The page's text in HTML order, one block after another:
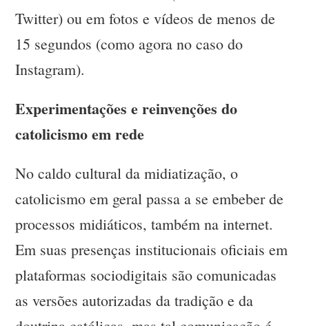
Twitter) ou em fotos e vídeos de menos de
15 segundos (como agora no caso do
Instagram).
Experimentações e reinvenções do
catolicismo em rede
No caldo cultural da midiatização, o
catolicismo em geral passa a se embeber de
processos midiáticos, também na internet.
Em suas presenças institucionais oficiais em
plataformas sociodigitais são comunicadas
as versões autorizadas da tradição e da